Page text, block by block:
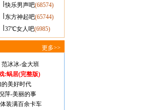
快乐男声吧(68574)
东方神起吧(65744)
37℃女人吧(6985)
更多>>
范冰冰-金大班
:蜗居(完整版)
的美好时代
萍-美丽的事
装满百余卡车